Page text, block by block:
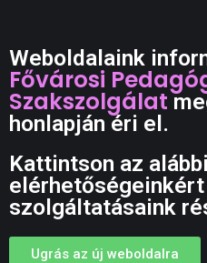
Weboldalaink
Fővárosi
Szakszolgálat
honlapján éri el.
Kattintson az
szolgáltatásaink
Ugrás az új weboldalra